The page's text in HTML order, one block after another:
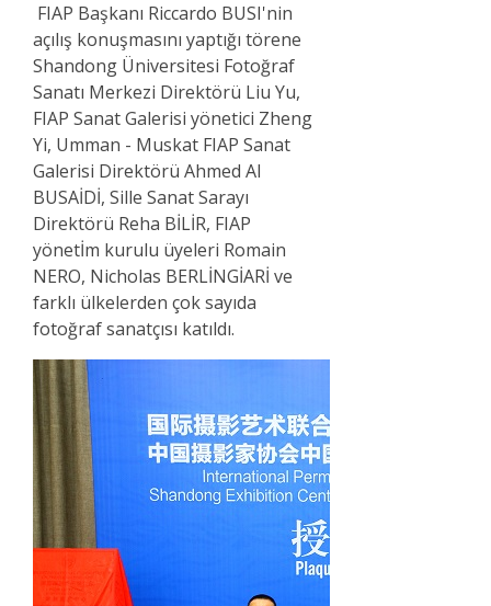
FIAP Başkanı Riccardo BUSI'nin
açılış konuşmasını yaptığı törene
Shandong Üniversitesi Fotoğraf
Sanatı Merkezi Direktörü Liu Yu,
FIAP Sanat Galerisi yönetici Zheng
Yi, Umman - Muskat FIAP Sanat
Galerisi Direktörü Ahmed Al
BUSAİDİ, Sille Sanat Sarayı
Direktörü Reha BİLİR, FIAP
yönetİm kurulu üyeleri Romain
NERO, Nicholas BERLİNGİARİ ve
farklı ülkelerden çok sayıda
fotoğraf sanatçısı katıldı.